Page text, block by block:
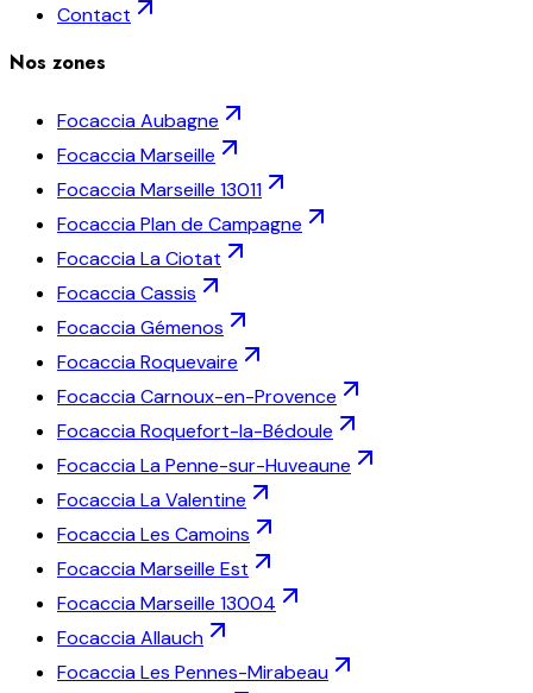
Contact
Nos zones
FocacciaAubagne
FocacciaMarseille
FocacciaMarseille 13011
FocacciaPlan de Campagne
FocacciaLa Ciotat
FocacciaCassis
FocacciaGémenos
FocacciaRoquevaire
FocacciaCarnoux-en-Provence
FocacciaRoquefort-la-Bédoule
FocacciaLa Penne-sur-Huveaune
FocacciaLa Valentine
FocacciaLes Camoins
FocacciaMarseille Est
FocacciaMarseille 13004
FocacciaAllauch
FocacciaLes Pennes-Mirabeau